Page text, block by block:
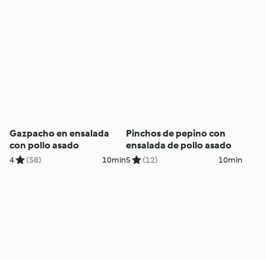
Gazpacho en ensalada
con pollo asado
4 (58) 10min
Pinchos de pepino con
ensalada de pollo asado
5 (12) 10min